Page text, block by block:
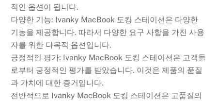
적인 옵션이 됩니다.
다양한 기능: Ivanky MacBook 도킹 스테이션은 다양한
기능을 제공합니다. 따라서 다양한 요구 사항을 가진 사용
자를 위한 다목적 옵션입니다.
긍정적인 평가: Ivanky MacBook 도킹 스테이션은 고객들
로부터 긍정적인 평가를 받았습니다. 이것은 제품의 품질
과 가치에 대한 증거입니다.
전반적으로 Ivanky MacBook 도킹 스테이션은 고품질의